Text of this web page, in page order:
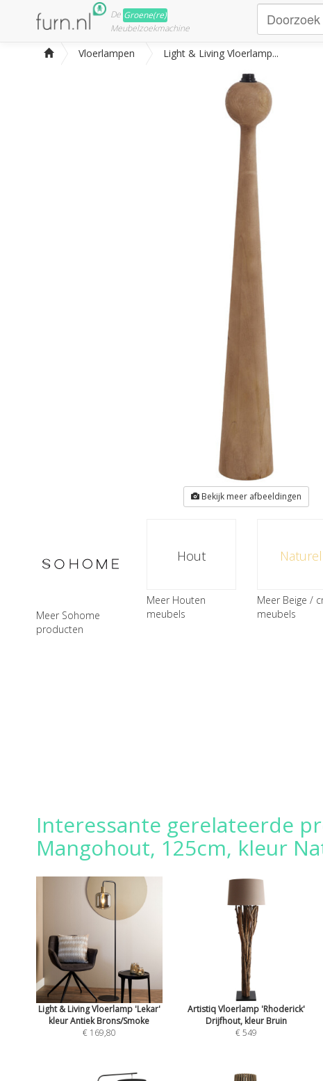
De Groene(re)
Meubelzoekmachine
Vloerlampen Light & Living Vloerlamp...
Bekijk meer afbeeldingen
Meer Sohome
producten
Hout
Meer Houten
meubels
Naturel
Meer Beige /
meubels
Interessante gerelateerde
Mangohout, 125cm, kleur
Light & Living Vloerlamp 'Lekar'
kleur Antiek Brons/Smoke
€ 169,80
Artistiq Vloerlamp 'Rhoderick'
Drijfhout, kleur Bruin
€ 549